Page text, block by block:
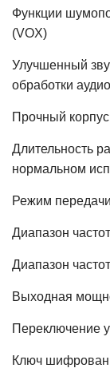
Функции
(VOX)
Улучшенный
обработки
Прочный
Длительность
нормальном
Режим
Диапазон
Диапазон
Выходная
Переключение
Ключ